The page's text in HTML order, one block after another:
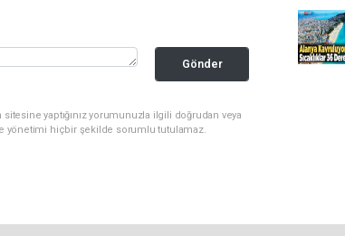
Gönder
yaptığınız yorumunuzla ilgili doğrudan veya
yönetimi hiçbir şekilde sorumlu tutulamaz.